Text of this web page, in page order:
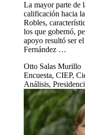
La mayor parte de
calificación hacia
Robles,
los que gobernó,
apoyo resultó ser
Fernández …
Otto Salas Murillo
Encuesta, CIEP,
Análisis,